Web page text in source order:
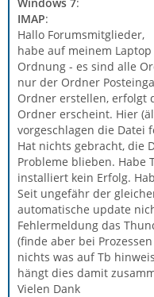
IMAP:
Hallo Forumsmitglieder,
habe auf meinem
Ordnung - es sind alle
nur der Ordner
Ordner erstellen, erfolgt
Ordner erscheint. Hier
vorgeschlagen die Datei
Hat nichts gebracht, die
Probleme blieben.
installiert kein Erfolg.
Seit ungefähr der
automatische update
Fehlermeldung das
(finde aber bei
nichts was auf Tb
hängt dies damit
Vielen Dank